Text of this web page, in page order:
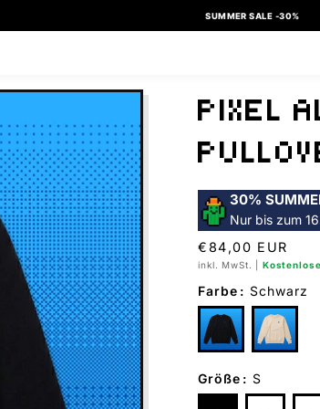
SUMMER SALE -30%
PIXEL
30%
Nur bis zum
Normaler
Preis
€84,00 EUR
inkl. MwSt. |
Farbe : Schwarz
Größe : S